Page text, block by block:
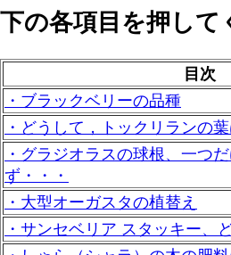
下の各項目を押して
目次
・ブラックベリーの品種
・どうして，トックリランの
・グラジオラスの球根、一つ
ず・・・
・大型オーガスタの植替え
・サンセベリア スタッキー、